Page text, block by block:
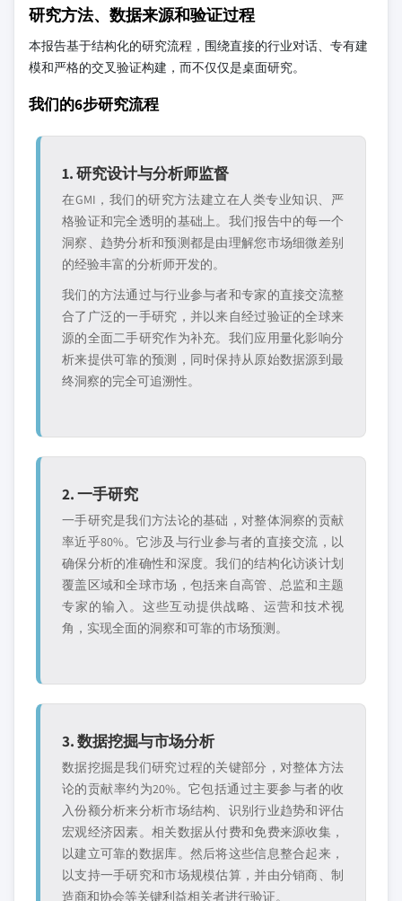
研究方法、数据来源和验证过程
本报告基于结构化的研究流程，围绕直接的行业对话、专有建
模和严格的交叉验证构建，而不仅仅是桌面研究。
我们的6步研究流程
1. 研究设计与分析师监督
在GMI，我们的研究方法建立在人类专业知识、严
格验证和完全透明的基础上。我们报告中的每一个
洞察、趋势分析和预测都是由理解您市场细微差别
的经验丰富的分析师开发的。
我们的方法通过与行业参与者和专家的直接交流整
合了广泛的一手研究，并以来自经过验证的全球来
源的全面二手研究作为补充。我们应用量化影响分
析来提供可靠的预测，同时保持从原始数据源到最
终洞察的完全可追溯性。
2. 一手研究
一手研究是我们方法论的基础，对整体洞察的贡献
率近乎80%。它涉及与行业参与者的直接交流，以
确保分析的准确性和深度。我们的结构化访谈计划
覆盖区域和全球市场，包括来自高管、总监和主题
专家的输入。这些互动提供战略、运营和技术视
角，实现全面的洞察和可靠的市场预测。
3. 数据挖掘与市场分析
数据挖掘是我们研究过程的关键部分，对整体方法
论的贡献率约为20%。它包括通过主要参与者的收
入份额分析来分析市场结构、识别行业趋势和评估
宏观经济因素。相关数据从付费和免费来源收集，
以建立可靠的数据库。然后将这些信息整合起来，
以支持一手研究和市场规模估算，并由分销商、制
造商和协会等关键利益相关者进行验证。